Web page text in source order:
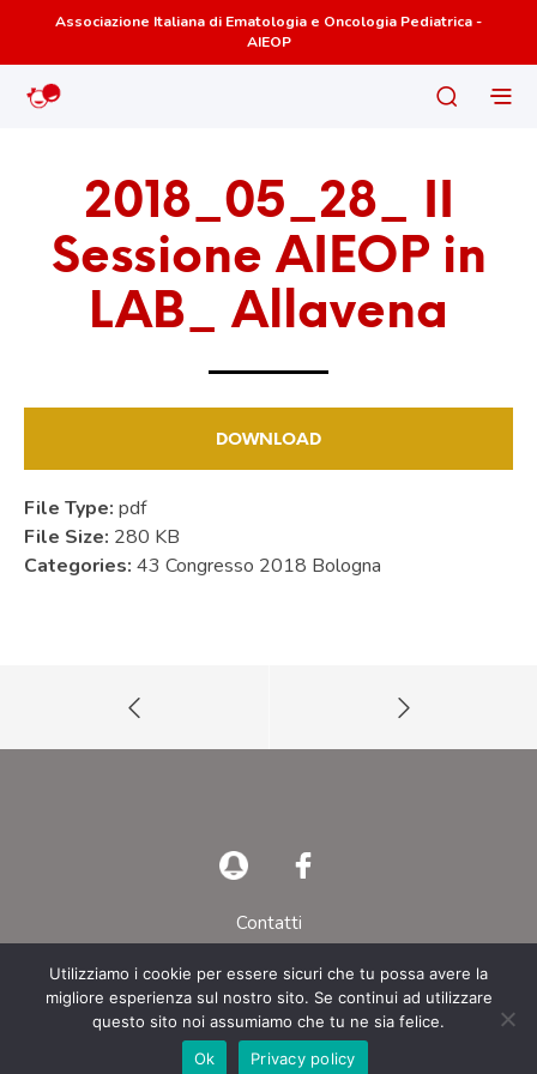
Associazione Italiana di Ematologia e Oncologia Pediatrica -
AIEOP
2018_05_28_ II
Sessione AIEOP in
LAB_ Allavena
DOWNLOAD
File Type: pdf
File Size: 280 KB
Categories: 43 Congresso 2018 Bologna
Contatti
© AIEOP – Tutti i diritti riservati
Utilizziamo i cookie per essere sicuri che tu possa avere la
migliore esperienza sul nostro sito. Se continui ad utilizzare
questo sito noi assumiamo che tu ne sia felice.
Ok
Privacy policy